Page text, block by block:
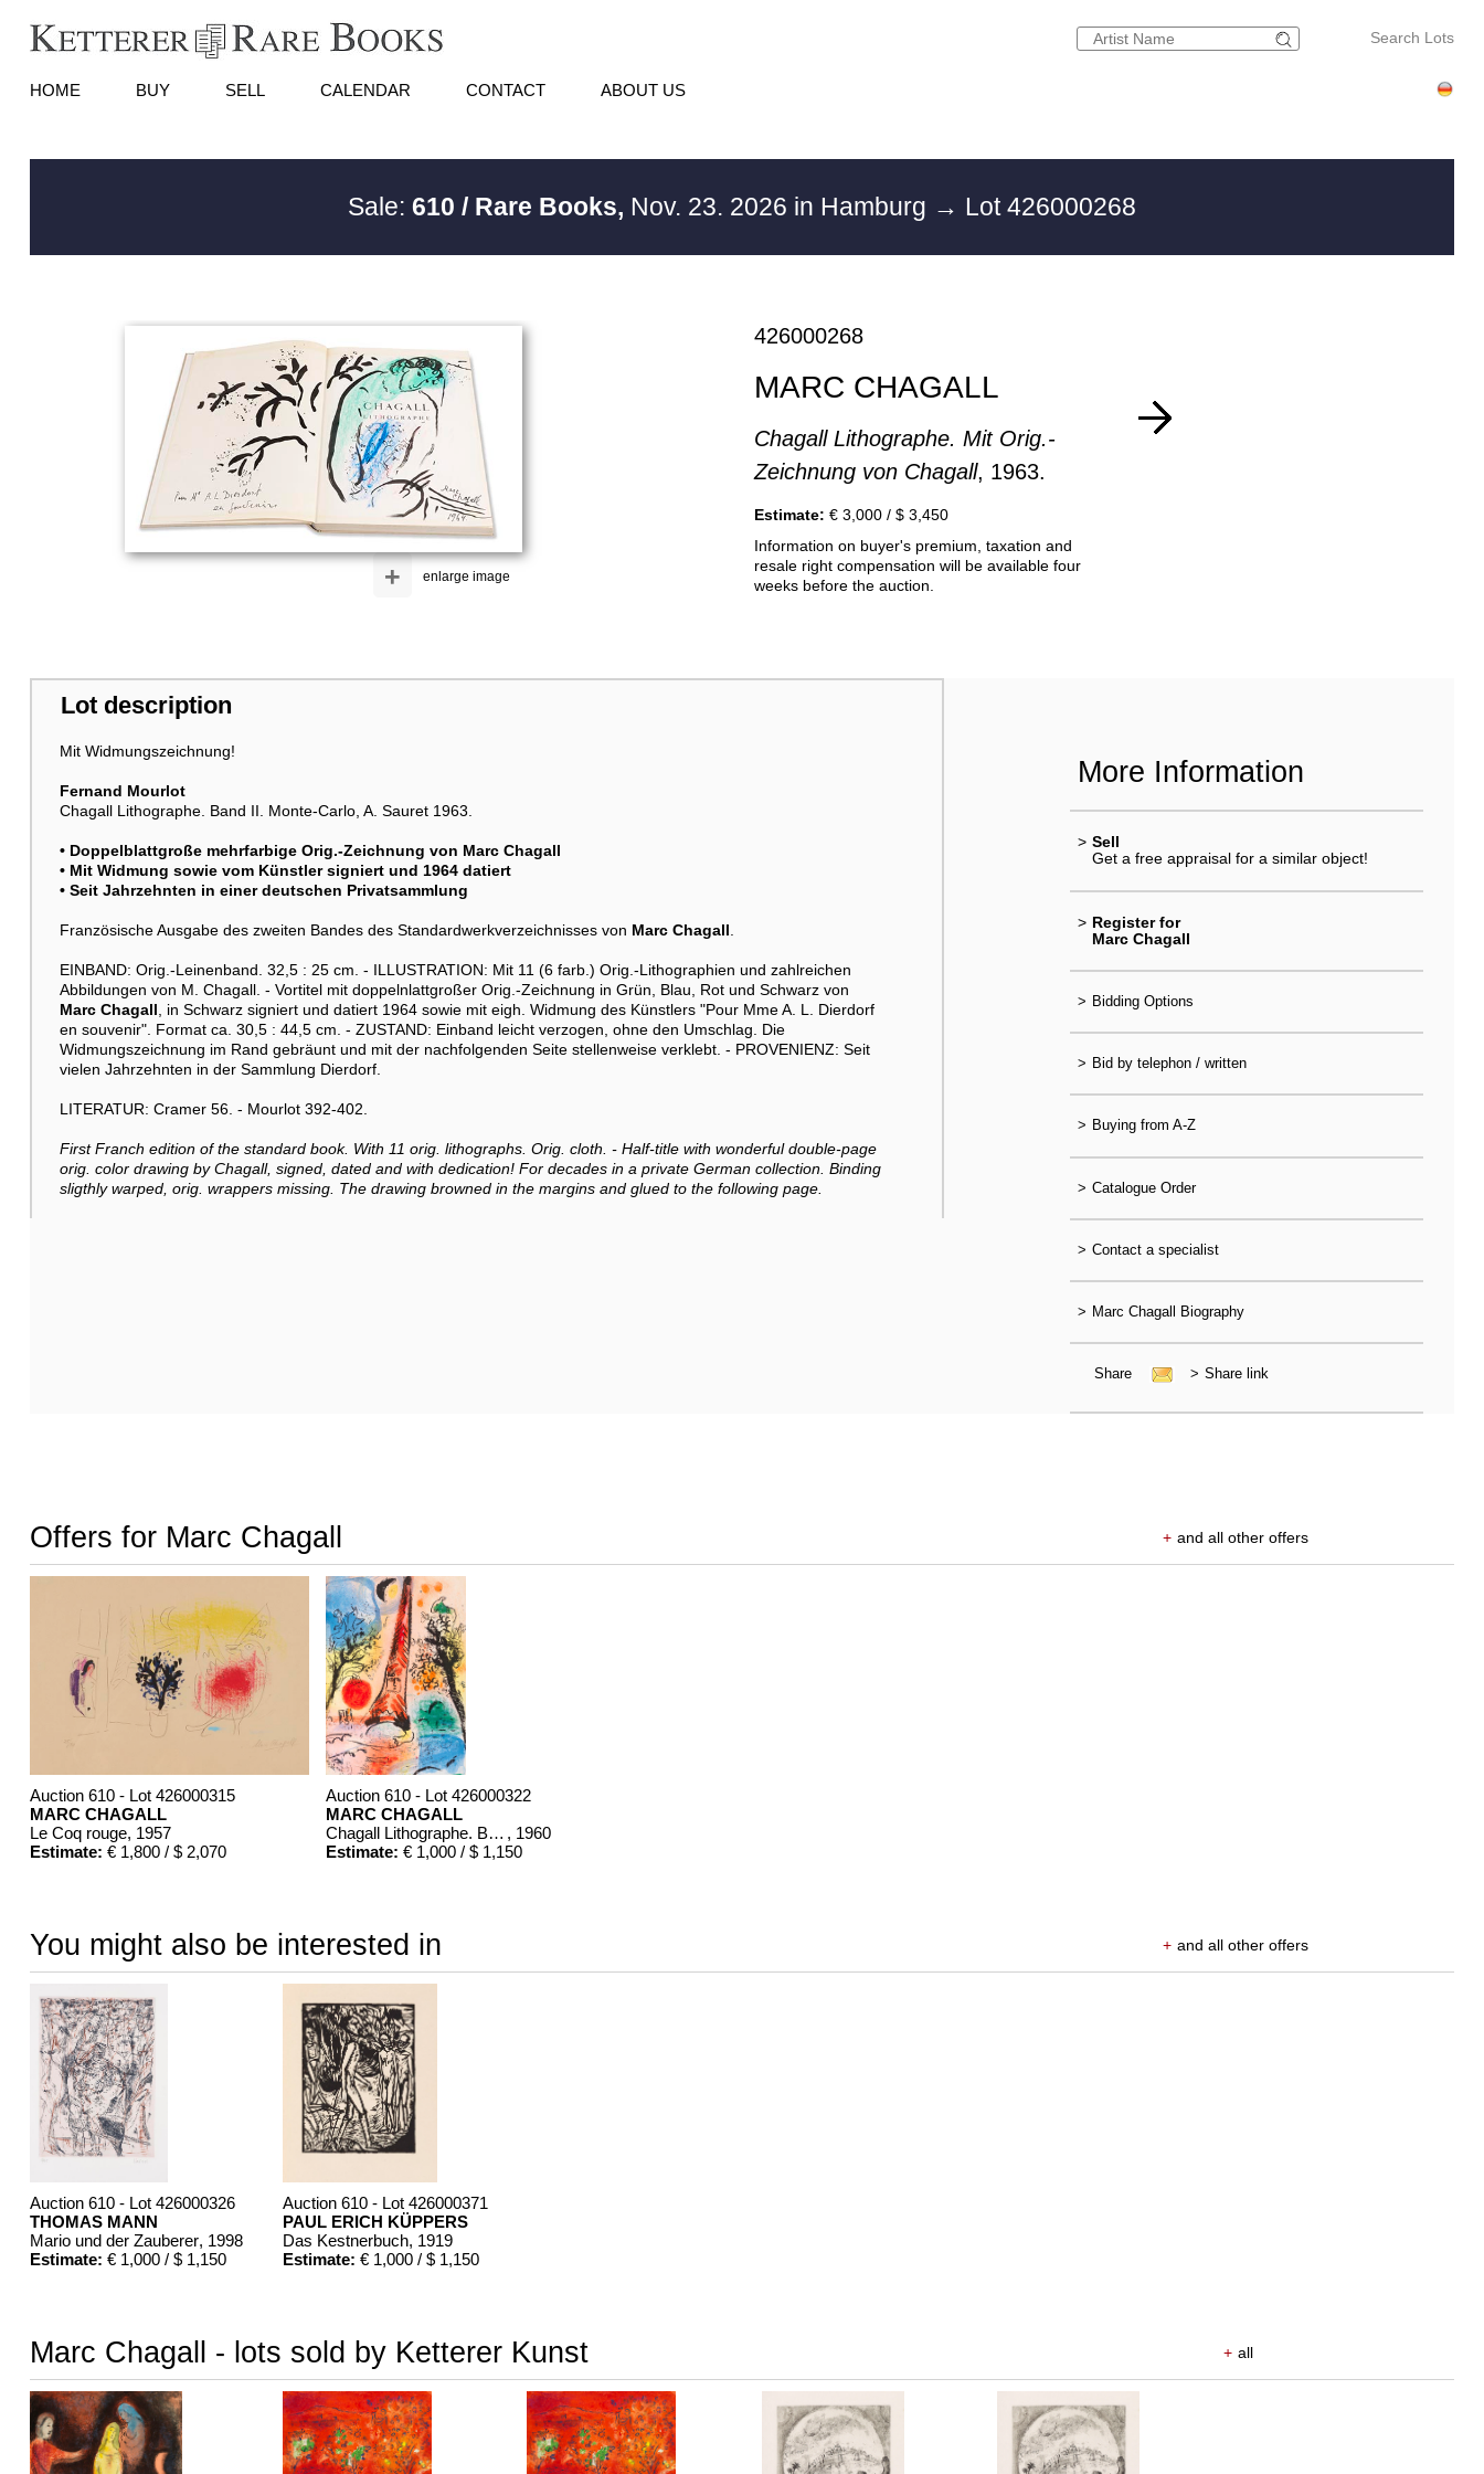
Search Lots
HOME BUY SELL CALENDAR CONTACT ABOUT US
Sale: 610 / Rare Books, Nov. 23. 2026 in Hamburg → Lot 426000268
enlarge image
+
426000268
MARC CHAGALL
Chagall Lithographe. Mit Orig.-
Zeichnung von Chagall, 1963.
Estimate: € 3,000 / $ 3,450
Information on buyer's premium, taxation and
resale right compensation will be available four
weeks before the auction.
Lot description
Mit Widmungszeichnung!
Fernand Mourlot
Chagall Lithographe. Band II. Monte-Carlo, A. Sauret 1963.
• Doppelblattgroße mehrfarbige Orig.-Zeichnung von Marc Chagall
• Mit Widmung sowie vom Künstler signiert und 1964 datiert
• Seit Jahrzehnten in einer deutschen Privatsammlung
Französische Ausgabe des zweiten Bandes des Standardwerkverzeichnisses von Marc Chagall.
EINBAND: Orig.-Leinenband. 32,5 : 25 cm. - ILLUSTRATION: Mit 11 (6 farb.) Orig.-Lithographien und zahlreichen
Abbildungen von M. Chagall. - Vortitel mit doppelnlattgroßer Orig.-Zeichnung in Grün, Blau, Rot und Schwarz von
Marc Chagall, in Schwarz signiert und datiert 1964 sowie mit eigh. Widmung des Künstlers "Pour Mme A. L. Dierdorf
en souvenir". Format ca. 30,5 : 44,5 cm. - ZUSTAND: Einband leicht verzogen, ohne den Umschlag. Die
Widmungszeichnung im Rand gebräunt und mit der nachfolgenden Seite stellenweise verklebt. - PROVENIENZ: Seit
vielen Jahrzehnten in der Sammlung Dierdorf.
LITERATUR: Cramer 56. - Mourlot 392-402.
First Franch edition of the standard book. With 11 orig. lithographs. Orig. cloth. - Half-title with wonderful double-page
orig. color drawing by Chagall, signed, dated and with dedication! For decades in a private German collection. Binding
sligthly warped, orig. wrappers missing. The drawing browned in the margins and glued to the following page.
More Information
> Sell
Get a free appraisal for a similar object!
> Register for
Marc Chagall
> Bidding Options
> Bid by telephon / written
> Buying from A-Z
> Catalogue Order
> Contact a specialist
> Marc Chagall Biography
Share > Share link
Offers for Marc Chagall + and all other offers
Auction 610 - Lot 426000315
MARC CHAGALL
Le Coq rouge, 1957
Estimate: € 1,800 / $ 2,070
Auction 610 - Lot 426000322
MARC CHAGALL
Chagall Lithographe. Bde. 1-3 , 1960
Estimate: € 1,000 / $ 1,150
You might also be interested in + and all other offers
Auction 610 - Lot 426000326
THOMAS MANN
Mario und der Zauberer, 1998
Estimate: € 1,000 / $ 1,150
Auction 610 - Lot 426000371
PAUL ERICH KÜPPERS
Das Kestnerbuch, 1919
Estimate: € 1,000 / $ 1,150
Marc Chagall - lots sold by Ketterer Kunst + all